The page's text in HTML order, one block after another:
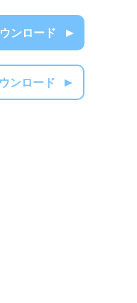
ンロード
ンロード